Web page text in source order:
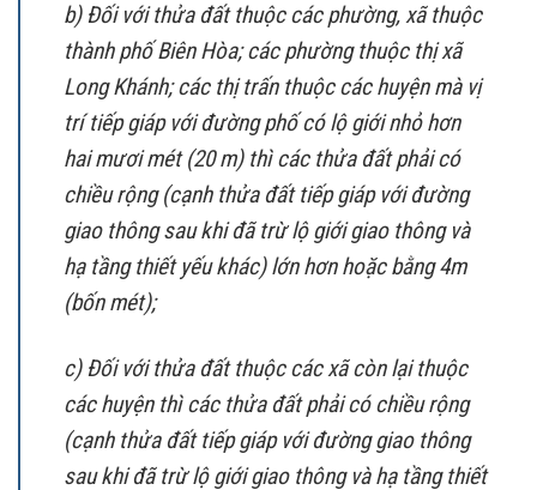
b) Đối với thửa đất thuộc các phường, xã thuộc
thành phố Biên Hòa; các phường thuộc thị xã
Long Khánh; các thị trấn thuộc các huyện mà vị
trí tiếp giáp với đường phố có lộ giới nhỏ hơn
hai mươi mét (20 m) thì các thửa đất phải có
chiều rộng (cạnh thửa đất tiếp giáp với đường
giao thông sau khi đã trừ lộ giới giao thông và
hạ tầng thiết yếu khác) lớn hơn hoặc bằng 4m
(bốn mét);
c) Đối với thửa đất thuộc các xã còn lại thuộc
các huyện thì các thửa đất phải có chiều rộng
(cạnh thửa đất tiếp giáp với đường giao thông
sau khi đã trừ lộ giới giao thông và hạ tầng thiết